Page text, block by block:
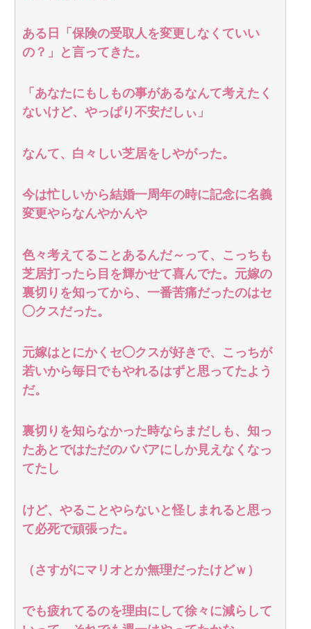
ある日「保険の受取人を変更しなくていい
の？」と言ってきた。
「あなたにもしもの事があるなんて考えたく
ないけど、やっぱり不安だしぃ」
なんて、白々しい芝居をしやがった。
今は忙しいから結婚一周年の時に記念に名義
変更やらなんやかんや
色々考えてることあるんだ～って、こっちも
芝居打ったら目を輝かせて喜んでた。元嫁の
裏切りを知ってから、一番苦痛だったのはセ
◯クスだった。
元嫁はとにかくセ◯クスが好きで、こっちが
若いから毎日でもやれるはずと思ってたよう
だ。
裏切りを知らなかった時ならまだしも、知っ
たあとではただのババアにしか見えなくなっ
てたし
けど、やることやらないと怪しまれると思っ
て必死で頑張った。
（さすがにマリオとか無理だったけどｗ）
でも疲れてるのを理由にして徐々に減らして